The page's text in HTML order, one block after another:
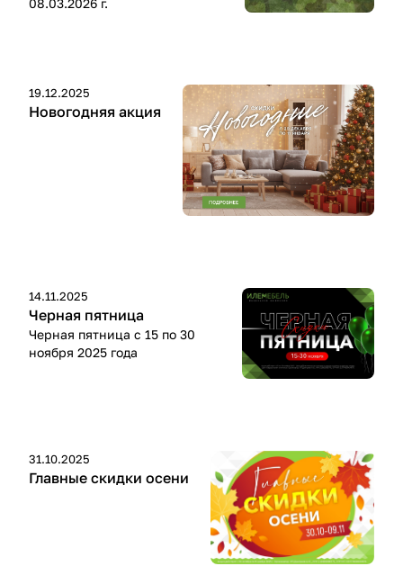
19.12.2025
Новогодняя акция
14.11.2025
Черная пятница
Черная пятница с 15 по 30
ноября 2025 года
31.10.2025
Главные скидки осени